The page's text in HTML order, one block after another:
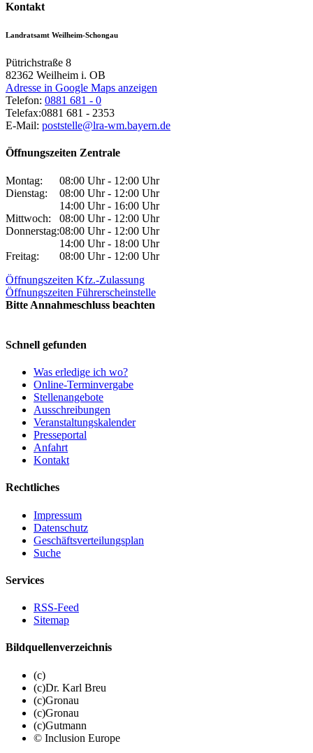
Kontakt
Landratsamt Weilheim-Schongau
Pütrichstraße 8
82362 Weilheim i. OB
Adresse in Google Maps anzeigen
Telefon: 0881 681 - 0
Telefax:0881 681 - 2353
E-Mail: poststelle@lra-wm.bayern.de
Öffnungszeiten Zentrale
Montag:
08:00 Uhr - 12:00 Uhr
Dienstag:
08:00 Uhr - 12:00 Uhr
14:00 Uhr - 16:00 Uhr
Mittwoch:
08:00 Uhr - 12:00 Uhr
Donnerstag:08:00 Uhr - 12:00 Uhr
14:00 Uhr - 18:00 Uhr
Freitag:
08:00 Uhr - 12:00 Uhr
Öffnungszeiten Kfz.-Zulassung
Öffnungszeiten Führerscheinstelle
Bitte Annahmeschluss beachten
Schnell gefunden
Was erledige ich wo?
Online-Terminvergabe
Stellenangebote
Ausschreibungen
Veranstaltungskalender
Presseportal
Anfahrt
Kontakt
Rechtliches
Impressum
Datenschutz
Geschäftsverteilungsplan
Suche
Services
RSS-Feed
Sitemap
Bildquellenverzeichnis
(c)
(c)Dr. Karl Breu
(c)Gronau
(c)Gronau
(c)Gutmann
© Inclusion Europe